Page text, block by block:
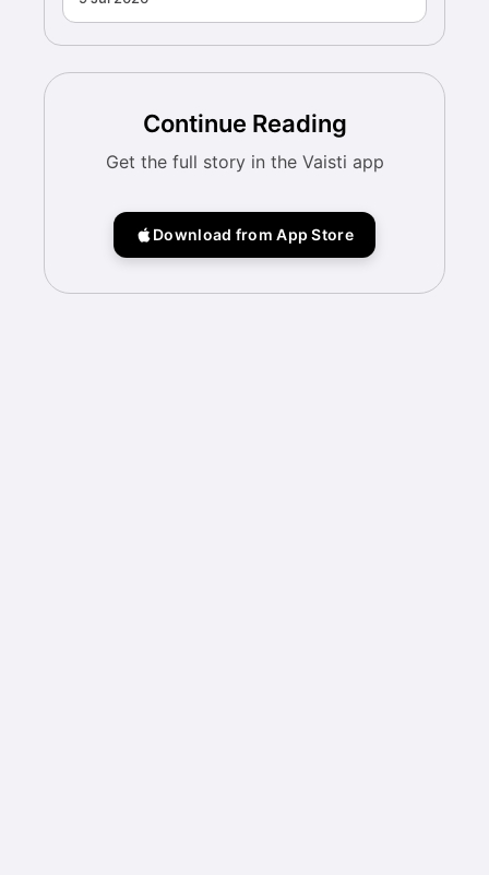
Continue Reading
Get the full story in the Vaisti app
Download from App Store